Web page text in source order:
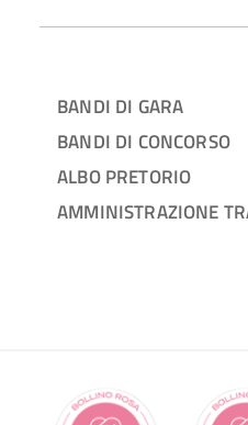
BANDI DI GARA
BANDI DI CONCORSO
ALBO PRETORIO
AMMINISTRAZIONE